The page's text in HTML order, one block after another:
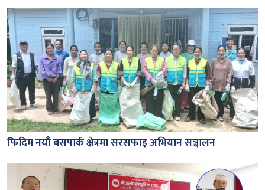
फिदिम नयाँ बसपार्क क्षेत्रमा सरसफाइ अभियान सञ्चालन